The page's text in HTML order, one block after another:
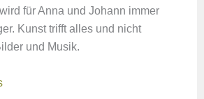
für Anna und Johann immer
Kunst trifft alles und nicht
und Musik.